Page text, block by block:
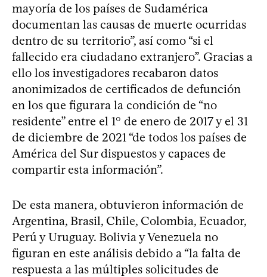
mayoría de los países de Sudamérica
documentan las causas de muerte ocurridas
dentro de su territorio”, así como “si el
fallecido era ciudadano extranjero”. Gracias a
ello los investigadores recabaron datos
anonimizados de certificados de defunción
en los que figurara la condición de “no
residente” entre el 1° de enero de 2017 y el 31
de diciembre de 2021 “de todos los países de
América del Sur dispuestos y capaces de
compartir esta información”.
De esta manera, obtuvieron información de
Argentina, Brasil, Chile, Colombia, Ecuador,
Perú y Uruguay. Bolivia y Venezuela no
figuran en este análisis debido a “la falta de
respuesta a las múltiples solicitudes de